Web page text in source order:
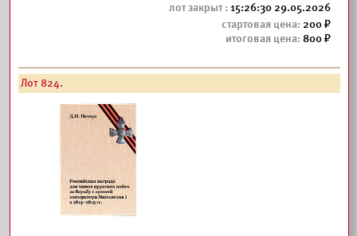
15:26:30 29.05.2026
200
800
Лот 824.